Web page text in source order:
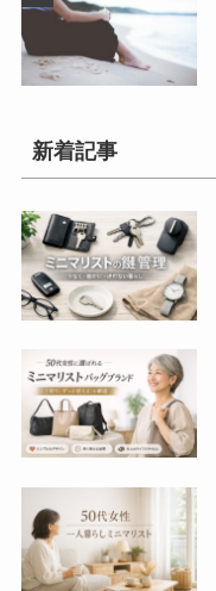
新着記事